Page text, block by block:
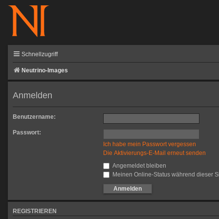
Schnellzugriff
Neutrino-Images
Anmelden
Benutzername:
Passwort:
Ich habe mein Passwort vergessen
Die Aktivierungs-E-Mail erneut senden
Angemeldet bleiben
Meinen Online-Status während dieser
REGISTRIEREN